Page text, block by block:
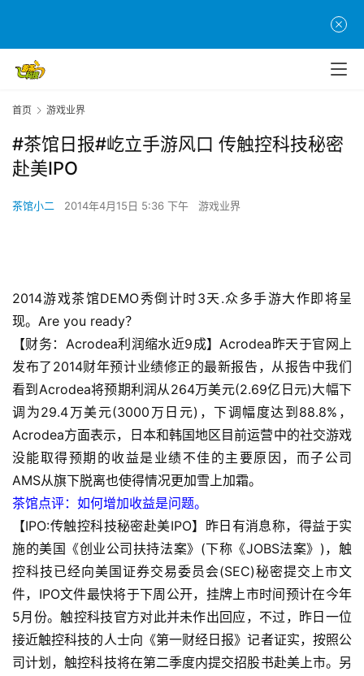
首
页
游
茶
原
创
游
戏
业
界
首页 游戏业界
#茶馆日报#屹立手游风口 传触控科技秘密
赴美IPO
茶馆小二 2014年4月15日 5:36 下午 游戏业界
2014游戏茶馆DEMO秀倒计时3天.众多手游大作即将呈
现。Are you ready？
【财务：Acrodea利润缩水近9成】Acrodea昨天于官网上
发布了2014财年预计业绩修正的最新报告，从报告中我们
看到Acrodea将预期利润从264万美元(2.69亿日元)大幅下
调为29.4万美元(3000万日元)，下调幅度达到88.8%，
Acrodea方面表示，日本和韩国地区目前运营中的社交游戏
没能取得预期的收益是业绩不佳的主要原因，而子公司
AMS从旗下脱离也使得情况更加雪上加霜。
茶馆点评：如何增加收益是问题。
【IPO:传触控科技秘密赴美IPO】昨日有消息称，得益于实
施的美国《创业公司扶持法案》(下称《JOBS法案》)，触
控科技已经向美国证券交易委员会(SEC)秘密提交上市文
件，IPO文件最快将于下周公开，挂牌上市时间预计在今年
5月份。触控科技官方对此并未作出回应，不过，昨日一位
接近触控科技的人士向《第一财经日报》记者证实，按照公
司计划，触控科技将在第二季度内提交招股书赴美上市。另